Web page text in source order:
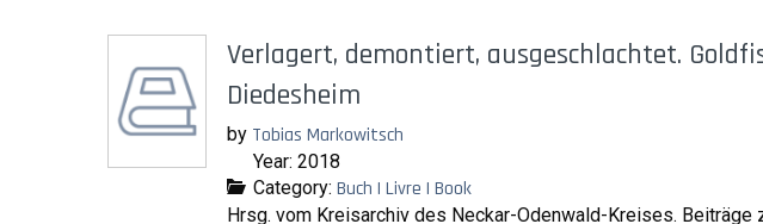
Verlagert, demontiert, ausgeschlachtet.
Diedesheim
by Tobias Markowitsch
Year: 2018
Category: Buch | Livre | Book
Hrsg. vom Kreisarchiv des Neckar-Odenwald-Kreises.